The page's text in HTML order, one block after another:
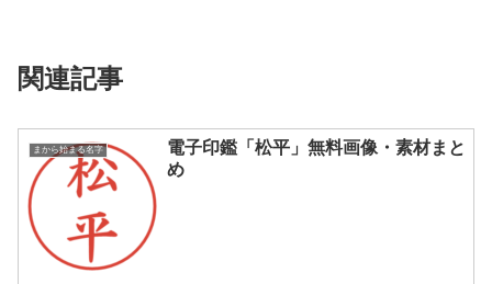
関連記事
まから始まる名字
電子印鑑「松平」無料画像・素材まと
め